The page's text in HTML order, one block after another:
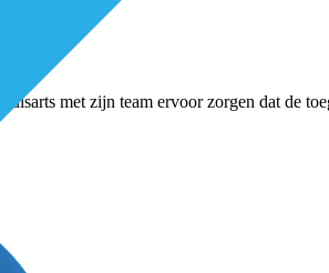
met zijn team ervoor zorgen dat de